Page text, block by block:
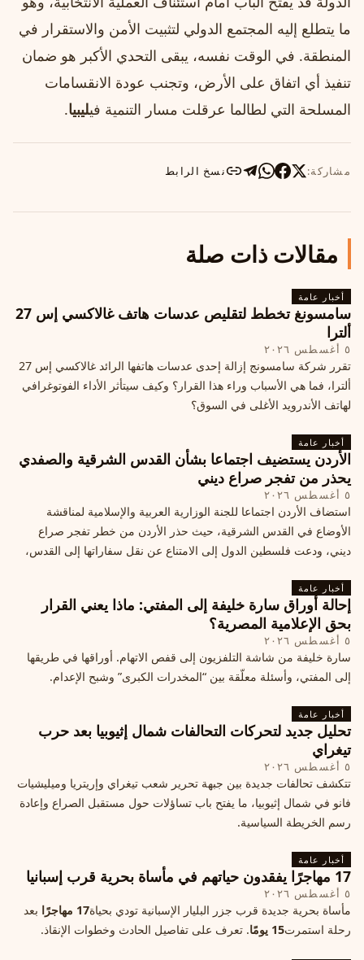
ما يتطلع إليه المجتمع الدولي لتثبيت الأمن والاستقرار في
المنطقة. في الوقت نفسه، يبقى التحدي الأكبر هو ضمان
تنفيذ أي اتفاق على الأرض، وتجنب عودة الانقسامات
المسلحة التي لطالما عرقلت مسار التنمية فيليبيا.
مشاركة: نسخ الرابط
مقالات ذات صلة
أخبار عامة
سامسونغ تخطط لتقليص عدسات هاتف غالاكسي إس 27
ألترا
٥ أغسطس ٢٠٢٦
تقرر شركة سامسونج إزالة إحدى عدسات هاتفها الرائد غالاكسي إس 27
ألترا، فما هي الأسباب وراء هذا القرار؟ وكيف سيتأثر الأداء الفوتوغرافي
لهاتف الأندرويد الأغلى في السوق؟
أخبار عامة
الأردن يستضيف اجتماعا بشأن القدس الشرقية والصفدي
يحذر من تفجر صراع ديني
٥ أغسطس ٢٠٢٦
استضاف الأردن اجتماعا للجنة الوزارية العربية والإسلامية لمناقشة
الأوضاع في القدس الشرقية، حيث حذر الأردن من خطر تفجر صراع
ديني، ودعت فلسطين الدول إلى الامتناع عن نقل سفاراتها إلى القدس،
أخبار عامة
إحالة أوراق سارة خليفة إلى المفتي: ماذا يعني القرار
بحق الإعلامية المصرية؟
٥ أغسطس ٢٠٢٦
سارة خليفة من شاشة التلفزيون إلى قفص الاتهام. أوراقها في طريقها
إلى المفتي، وأسئلة معلّقة بين “المخدرات الكبرى” وشبح الإعدام.
أخبار عامة
تحليل جديد لتحركات التحالفات شمال إثيوبيا بعد حرب
تيغراي
٥ أغسطس ٢٠٢٦
تتكشف تحالفات جديدة بين جبهة تحرير شعب تيغراي وإريتريا وميليشيات
فانو في شمال إثيوبيا، ما يفتح باب تساؤلات حول مستقبل الصراع وإعادة
رسم الخريطة السياسية.
أخبار عامة
17 مهاجرًا يفقدون حياتهم في مأساة بحرية قرب إسبانيا
٥ أغسطس ٢٠٢٦
مأساة بحرية جديدة قرب جزر البليار الإسبانية تودي بحياة17 مهاجرًا
بعد
رحلة استمرت15 يومًا . تعرف على تفاصيل الحادث وخطوات الإنقاذ.